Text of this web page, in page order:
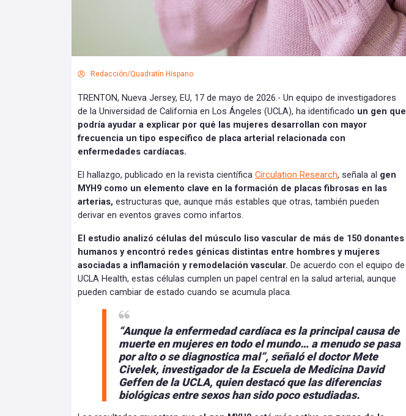
Redacción/Quadratín Hispano
TRENTON, Nueva Jersey, EU, 17 de mayo de 2026.- Un equipo de investigadores
de la Universidad de California en Los Ángeles (UCLA), ha identificado un gen que
podría ayudar a explicar por qué las mujeres desarrollan con mayor
frecuencia un tipo específico de placa arterial relacionada con
enfermedades cardíacas.
El hallazgo, publicado en la revista científica Circulation Research, señala al gen
MYH9 como un elemento clave en la formación de placas fibrosas en las
arterias, estructuras que, aunque más estables que otras, también pueden
derivar en eventos graves como infartos.
El estudio analizó células del músculo liso vascular de más de 150 donantes
humanos y encontró redes génicas distintas entre hombres y mujeres
asociadas a inflamación y remodelación vascular. De acuerdo con el equipo de
UCLA Health, estas células cumplen un papel central en la salud arterial, aunque
pueden cambiar de estado cuando se acumula placa.
“Aunque la enfermedad cardíaca es la principal causa de
muerte en mujeres en todo el mundo… a menudo se pasa
por alto o se diagnostica mal”, señaló el doctor Mete
Civelek, investigador de la Escuela de Medicina David
Geffen de la UCLA, quien destacó que las diferencias
biológicas entre sexos han sido poco estudiadas.